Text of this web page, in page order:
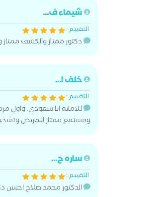
شيماء ف...
التقييم :
دكتور ممتاز والكشف
خلف ا...
التقييم :
للامانه انا سعودي. واول
ومستمع ممتاز للمريض
ساره ح...
التقييم :
الدكتور محمد صلاح احسن